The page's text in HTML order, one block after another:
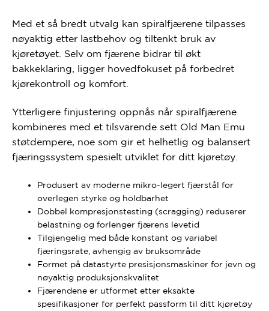
Med et så bredt utvalg kan spiralfjærene tilpasses
nøyaktig etter lastbehov og tiltenkt bruk av
kjøretøyet. Selv om fjærene bidrar til økt
bakkeklaring, ligger hovedfokuset på forbedret
kjørekontroll og komfort.
Ytterligere finjustering oppnås når spiralfjærene
kombineres med et tilsvarende sett Old Man Emu
støtdempere, noe som gir et helhetlig og balansert
fjæringssystem spesielt utviklet for ditt kjøretøy.
Produsert av moderne mikro-legert fjærstål for
overlegen styrke og holdbarhet
Dobbel kompresjonstesting (scragging) reduserer
belastning og forlenger fjærens levetid
Tilgjengelig med både konstant og variabel
fjæringsrate, avhengig av bruksområde
Formet på datastyrte presisjonsmaskiner for jevn og
nøyaktig produksjonskvalitet
Fjærendene er utformet etter eksakte
spesifikasjoner for perfekt passform til ditt kjøretøy